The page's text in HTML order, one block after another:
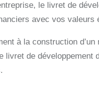
le livret de
avec vos valeurs
à la construction d’un
livret de développement